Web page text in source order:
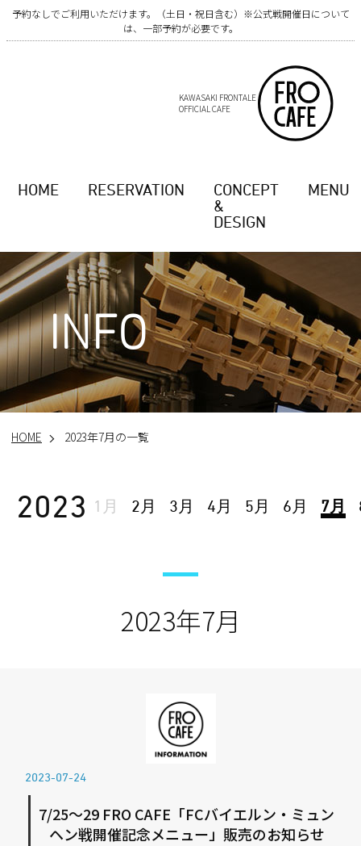
予約なしでご利用いただけます。（土日・祝日含む）※公式戦開催日について
は、一部予約が必要です。
KAWASAKI FRONTALE
OFFICIAL CAFE
HOME RESERVATION
CONCEPT
&
DESIGN
MENU
INFO
HOME 2023年7月の一覧
2023 1月 2月 3月 4月 5月 6月 7月
2023年7月
2023-07-24
7/25～29 FRO CAFE「FCバイエルン・ミュン
ヘン戦開催記念メニュー」販売のお知らせ